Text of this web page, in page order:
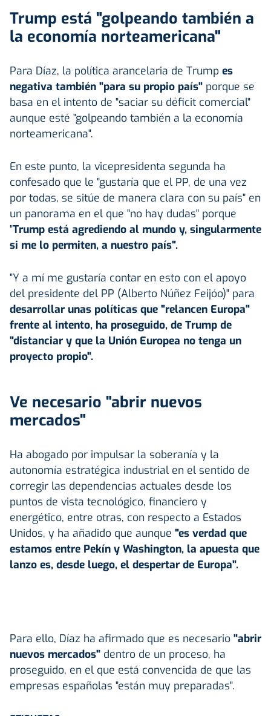
Trump está "golpeando también a
la economía norteamericana"
Para Díaz, la política arancelaria de Trump es
negativa también "para su propio país" porque se
basa en el intento de "saciar su déficit comercial"
aunque esté "golpeando también a la economía
norteamericana".
En este punto, la vicepresidenta segunda ha
confesado que le "gustaría que el PP, de una vez
por todas, se sitúe de manera clara con su país" en
un panorama en el que "no hay dudas" porque
"Trump está agrediendo al mundo y, singularmente
si me lo permiten, a nuestro país".
"Y a mí me gustaría contar en esto con el apoyo
del presidente del PP (Alberto Núñez Feijóo)" para
desarrollar unas políticas que "relancen Europa"
frente al intento, ha proseguido, de Trump de
"distanciar y que la Unión Europea no tenga un
proyecto propio".
Ve necesario "abrir nuevos
mercados"
Ha abogado por impulsar la soberanía y la
autonomía estratégica industrial en el sentido de
corregir las dependencias actuales desde los
puntos de vista tecnológico, financiero y
energético, entre otras, con respecto a Estados
Unidos, y ha añadido que aunque "es verdad que
estamos entre Pekín y Washington, la apuesta que
lanzo es, desde luego, el despertar de Europa".
Para ello, Díaz ha afirmado que es necesario "abrir
nuevos mercados" dentro de un proceso, ha
proseguido, en el que está convencida de que las
empresas españolas "están muy preparadas".